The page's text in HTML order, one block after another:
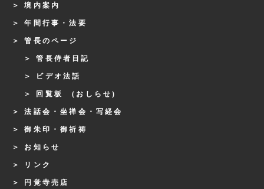
境内案内
年間行事・法要
管長のページ
管長侍者日記
ビデオ法話
回覧板 (おしらせ)
法話会・坐禅会・写経会
御朱印・御祈祷
お知らせ
リンク
円覚寺売店